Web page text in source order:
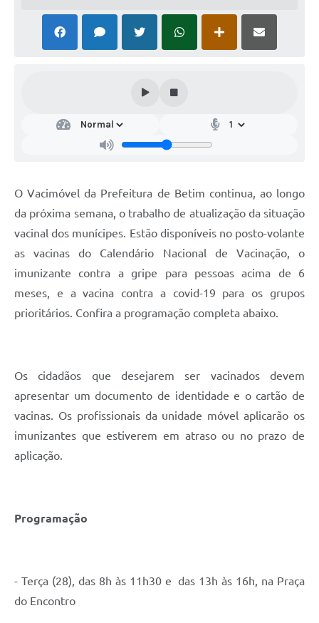
O Vacimóvel da Prefeitura de Betim continua, ao longo
da próxima semana, o trabalho de atualização da situação
vacinal dos munícipes. Estão disponíveis no posto-volante
as vacinas do Calendário Nacional de Vacinação, o
imunizante contra a gripe para pessoas acima de 6
meses, e a vacina contra a covid-19 para os grupos
prioritários. Confira a programação completa abaixo.
Os cidadãos que desejarem ser vacinados devem
apresentar um documento de identidade e o cartão de
vacinas. Os profissionais da unidade móvel aplicarão os
imunizantes que estiverem em atraso ou no prazo de
aplicação.
Programação
- Terça (28), das 8h às 11h30 e das 13h às 16h, na Praça
do Encontro